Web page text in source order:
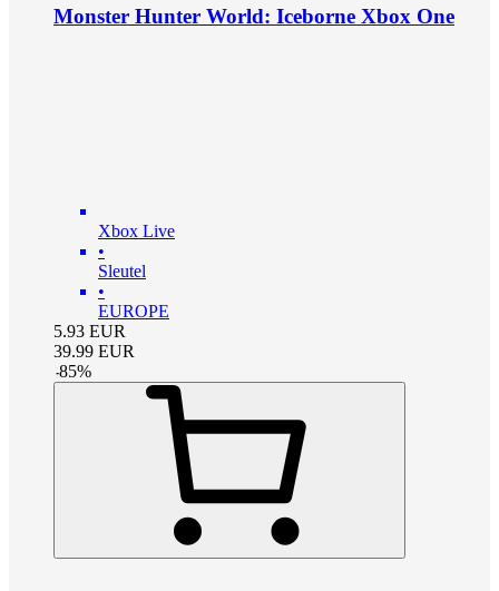
Monster Hunter World: Iceborne Xbox One
Xbox Live
•
Sleutel
•
EUROPE
5.93 EUR
39.99 EUR
-85%